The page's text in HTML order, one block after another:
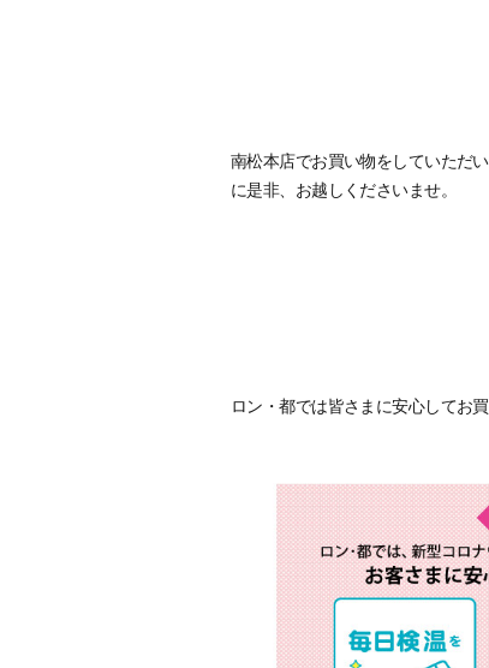
南松本店でお買い物をしていただ
に是非、お越しくださいませ。
ロン・都では皆さまに安心してお